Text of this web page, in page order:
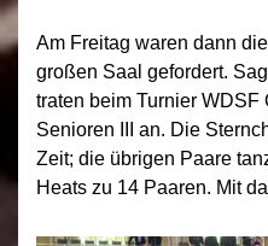
Am Freitag waren dann
großen Saal gefordert.
traten beim Turnier WDSF
Senioren III an. Die
Zeit; die übrigen Paare
Heats zu 14 Paaren. Mit